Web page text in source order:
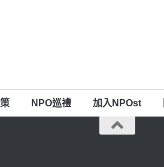
NPO巡禮 加入NPOst